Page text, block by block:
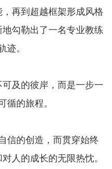
再到超越框架形成风格
勾勒出了一名专业教练
迹。
及的彼岸，而是一步一
循的旅程。
信的创造，而贯穿始终
人的成长的无限热忱。